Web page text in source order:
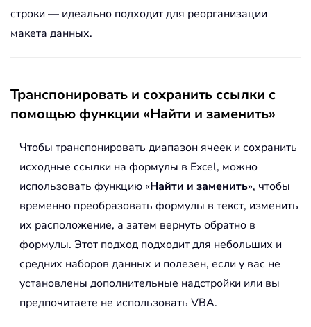
строки — идеально подходит для реорганизации
макета данных.
Транспонировать и сохранить ссылки с
помощью функции «Найти и заменить»
Чтобы транспонировать диапазон ячеек и сохранить
исходные ссылки на формулы в Excel, можно
использовать функцию «Найти и заменить», чтобы
временно преобразовать формулы в текст, изменить
их расположение, а затем вернуть обратно в
формулы. Этот подход подходит для небольших и
средних наборов данных и полезен, если у вас не
установлены дополнительные надстройки или вы
предпочитаете не использовать VBA.